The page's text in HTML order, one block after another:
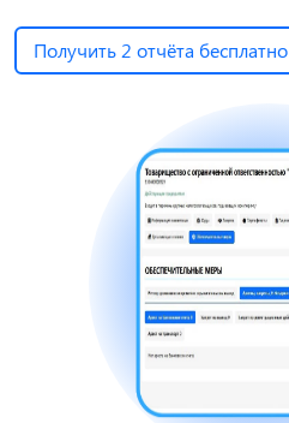
Получить 2 отчёта бесплатно